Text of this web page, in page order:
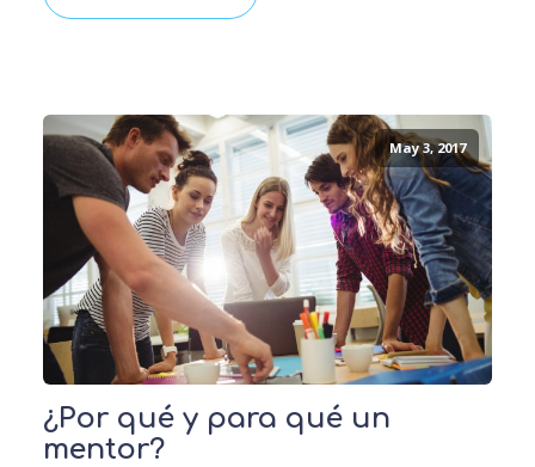
May 3, 2017
¿Por qué y para qué un
mentor?